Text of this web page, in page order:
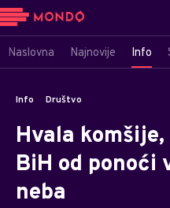
Naslovna Najnovije Info
Info Društvo
Hvala
BiH od ponoći
neba